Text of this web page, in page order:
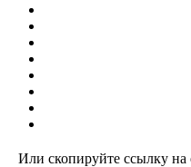
Или скопируйте ссылку на